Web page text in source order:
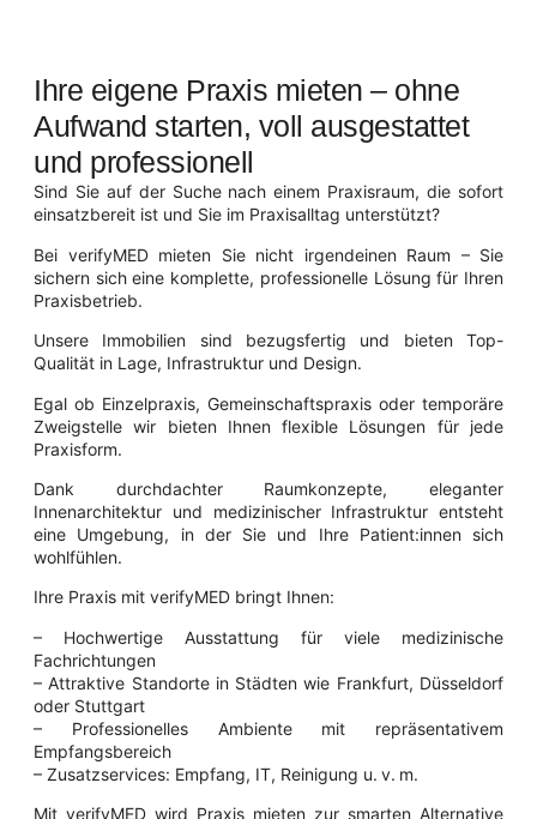
Ihre eigene Praxis mieten – ohne
Aufwand starten, voll ausgestattet
und professionell
Sind Sie auf der Suche nach einem Praxisraum, die sofort
einsatzbereit ist und Sie im Praxisalltag unterstützt?
Bei verifyMED mieten Sie nicht irgendeinen Raum – Sie
sichern sich eine komplette, professionelle Lösung für Ihren
Praxisbetrieb.
Unsere Immobilien sind bezugsfertig und bieten Top-
Qualität in Lage, Infrastruktur und Design.
Egal ob Einzelpraxis, Gemeinschaftspraxis oder temporäre
Zweigstelle wir bieten Ihnen flexible Lösungen für jede
Praxisform.
Dank durchdachter Raumkonzepte, eleganter
Innenarchitektur und medizinischer Infrastruktur entsteht
eine Umgebung, in der Sie und Ihre Patient:innen sich
wohlfühlen.
Ihre Praxis mit verifyMED bringt Ihnen:
– Hochwertige Ausstattung für viele medizinische
Fachrichtungen
– Attraktive Standorte in Städten wie Frankfurt, Düsseldorf
oder Stuttgart
– Professionelles Ambiente mit repräsentativem
Empfangsbereich
– Zusatzservices: Empfang, IT, Reinigung u. v. m.
Mit verifyMED wird Praxis mieten zur smarten Alternative